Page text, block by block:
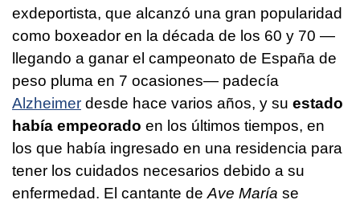
exdeportista, que alcanzó una gran popularidad
como boxeador en la década de los 60 y 70 —
llegando a ganar el campeonato de España de
peso pluma en 7 ocasiones— padecía
Alzheimer desde hace varios años, y su estado
había empeorado en los últimos tiempos, en
los que había ingresado en una residencia para
tener los cuidados necesarios debido a su
enfermedad. El cantante de Ave María se